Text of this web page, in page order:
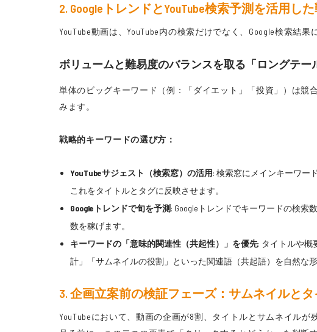
2. GoogleトレンドとYouTube検索予測を活用し
YouTube動画は、YouTube内の検索だけでなく、Google検索結
ボリュームと難易度のバランスを取る「ロングテー
単体のビッグキーワード（例：「ダイエット」「投資」）は競
みます。
戦略的キーワードの選び方：
YouTubeサジェスト（検索窓）の活用: 検索窓にメインキーワー
これをタイトルとタグに反映させます。
Googleトレンドで旬を予測: Googleトレンドでキーワードの検
数を稼げます。
キーワードの「意味的関連性（共起性）」を優先: タイトルや概
計」「サムネイルの役割」といった関連語（共起語）を自然な
3. 企画立案前の検証フェーズ：サムネイルと
YouTubeにおいて、動画の企画が8割、タイトルとサムネイル